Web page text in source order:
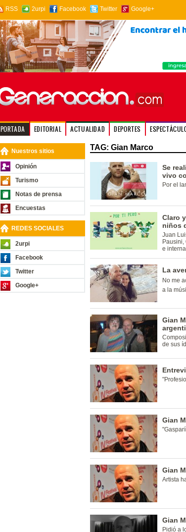
RSS 2urpi Facebook Twitter Google+
PORTADA EDITORIAL ACTUALIDAD DEPORTES
Nuestros sitios
Opinión
Turismo
Notas de prensa
Encuestas
REDES SOCIALES
2urpi
Facebook
Twitter
Google+
TAG: Gian Marco
Se
vivo
Por el
Claro
niños
Juan
e
La
No me
a la
Gian
de sus
Gian
Gian
Artista
Gian
Pidió a